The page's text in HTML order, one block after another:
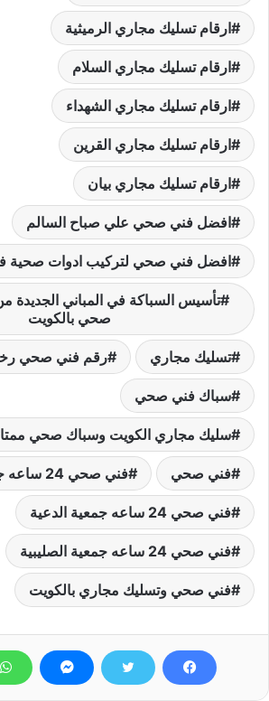
ارقام تسليك مجاري الرميثية
ارقام تسليك مجاري السلام
ارقام تسليك مجاري الشهداء
ارقام تسليك مجاري القرين
ارقام تسليك مجاري بيان
افضل فني صحي علي صباح السالم
افضل فني صحي لتركيب ادوات صحية
تأسيس السباكة في المباني الجديدة
صحي بالكويت
تسليك مجاري رقم فني صحي
سباك فني صحي
سليك مجاري الكويت وسباك صحي
فني صحي فني صحي 24 ساعه جمعية الخالدية
فني صحي 24 ساعه جمعية الدعية
فني صحي 24 ساعه جمعية الصليبية
فني صحي وتسليك مجاري بالكويت